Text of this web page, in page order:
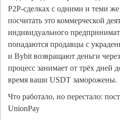
P2P-сделках с одними и теми
посчитать это коммерческой
индивидуального
попадаются продавцы с
и Bybit возвращают деньги
процесс занимает от трёх дней
время ваши USDT заморожены.
Что работало, но перестало:
UnionPay